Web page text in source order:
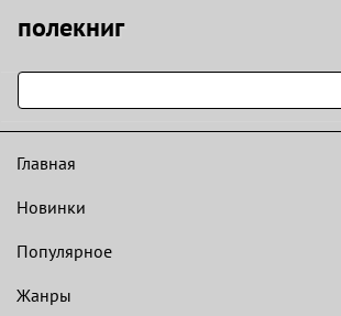
полекниг
Главная
Новинки
Популярное
Жанры